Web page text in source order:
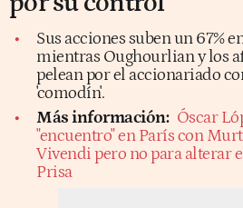
Sus acciones suben un 67%
mientras Oughourlian y los
pelean por el accionariado
'comodín'.
Más información: Óscar
"encuentro" en París con
Vivendi pero no para alterar
Prisa